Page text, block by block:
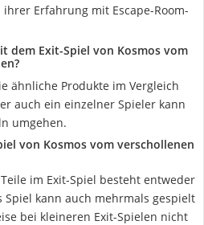
Erfahrung mit Escape-Room-
dem Exit-Spiel von Kosmos vom
ähnliche Produkte im Vergleich
auch ein einzelner Spieler kann
umgehen.
von Kosmos vom verschollenen
im Exit-Spiel besteht entweder
Spiel kann auch mehrmals gespielt
bei kleineren Exit-Spielen nicht